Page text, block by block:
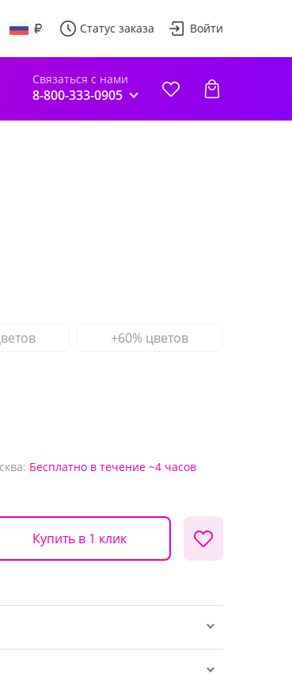
Статус заказа Войти
Связаться с нами
8-800-333-0905
+60% цветов
Бесплатно в течение ~4 часов
Купить в 1 клик